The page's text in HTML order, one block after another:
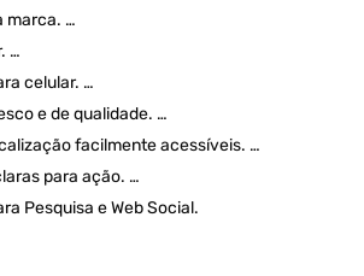
marca. …
…
celular. …
e de qualidade. …
facilmente acessíveis. …
para ação. …
Pesquisa e Web Social.